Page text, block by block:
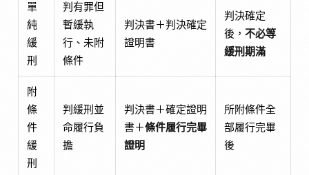
單
純
緩
刑
判有罪但
暫緩執
行、未附
條件
判決書＋判決確定
證明書
判決確定
後， 不必等
緩刑期滿
附
條
件
緩
刑
判緩刑並
命履行負
擔
判決書＋確定證明
書＋條件履行完畢
證明
所附條件全
部履行完畢
後